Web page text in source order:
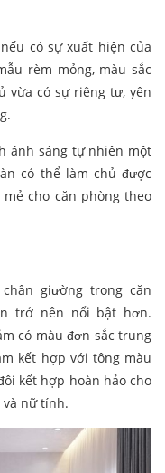
có sự xuất hiện của
rèm mỏng, màu sắc
vừa có sự riêng tư, yên
ánh sáng tự nhiên một
có thể làm chủ được
cho căn phòng theo
giường trong căn
trở nên nổi bật hơn.
có màu đơn sắc trung
kết hợp với tông màu
kết hợp hoàn hảo cho
và nữ tính.